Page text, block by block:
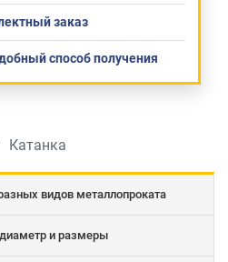
заказ
способ получения
Катанка
видов металлопроката
и размеры